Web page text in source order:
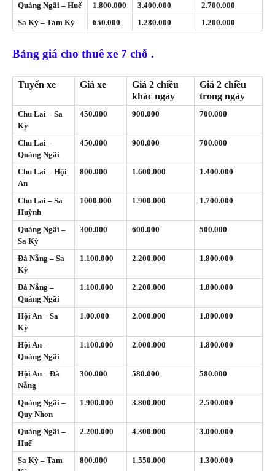
Quảng Ngãi – Huế 1.800.000 3.400.000
2.700.000
Sa Kỳ – Tam Kỳ
650.000 1.280.000 1.200.000
Bảng giá cho thuê xe 7 chỗ .
Tuyến xe Giá xe
Giá 2 chiều
khác ngày
Giá 2 chiều
trong ngày
Chu Lai – Sa
Kỳ
450.000 900.000 700.000
Chu Lai –
Quảng Ngãi
450.000 900.000 700.000
Chu Lai – Hội
An
800.000 1.600.000 1.400.000
Chu Lai – Sa
Huỳnh
1000.000 1.900.000 1.700.000
Quảng Ngãi –
Sa Kỳ
300.000 600.000 500.000
Đà Nẵng – Sa
Kỳ
1.100.000 2.200.000 1.800.000
Đà Nẵng –
Quảng Ngãi
1.100.000 2.200.000 1.800.000
Hội An – Sa
Kỳ
1.00.000 2.000.000 1.800.000
Hội An –
Quảng Ngãi
1.100.000 2.000.000 1.800.000
Hội An – Đà
Nẵng
300.000 580.000 580.000
Quảng Ngãi –
Quy Nhơn
1.900.000 3.800.000 2.500.000
Quảng Ngãi –
Huế
2.200.000 4.300.000 3.000.000
Sa Kỳ – Tam
800.000 1.550.000 1.300.000